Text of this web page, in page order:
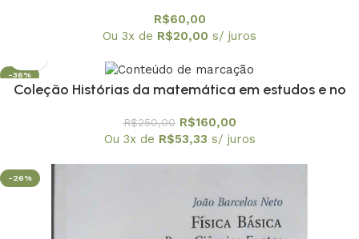
R$60,00
Ou 3x de R$20,00 s/ juros
-36%
Coleção Histórias da matemática em estudos e no
R$250,00 R$160,00
Ou 3x de R$53,33 s/ juros
-26%